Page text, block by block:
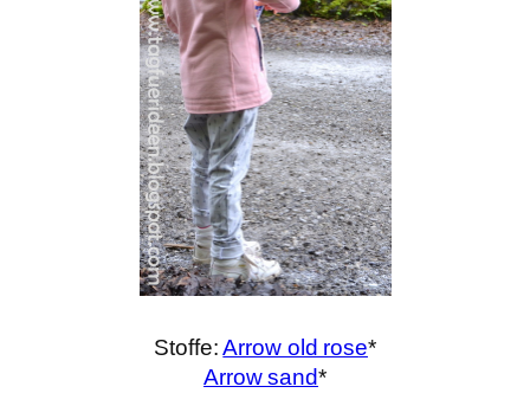
Stoffe:Arrow old rose*
Arrow sand*